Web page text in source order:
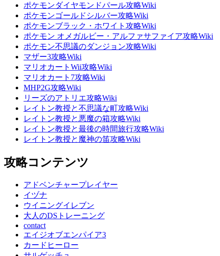
ポケモンダイヤモンドパール攻略Wiki
ポケモンゴールドシルバー攻略Wiki
ポケモンブラック・ホワイト攻略Wiki
ポケモン オメガルビー・アルファサファイア攻略Wiki
ポケモン不思議のダンジョン攻略Wiki
マザー3攻略Wiki
マリオカートWii攻略Wiki
マリオカート7攻略Wiki
MHP2G攻略Wiki
リーズのアトリエ攻略Wiki
レイトン教授と不思議な町攻略Wiki
レイトン教授と悪魔の箱攻略Wiki
レイトン教授と最後の時間旅行攻略Wiki
レイトン教授と魔神の笛攻略Wiki
攻略コンテンツ
アドベンチャープレイヤー
イヅナ
ウイニングイレブン
大人のDSトレーニング
contact
エイジオブエンパイア3
カードヒーロー